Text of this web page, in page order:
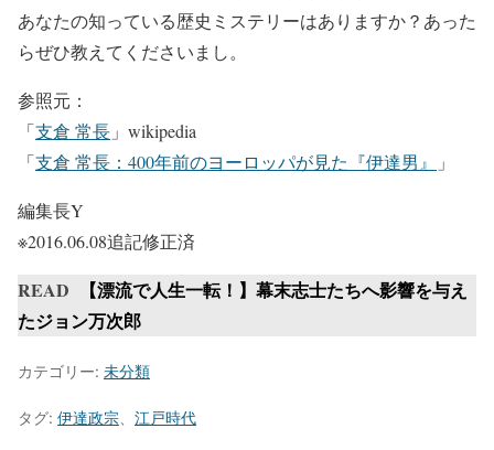
あなたの知っている歴史ミステリーはありますか？あった
らぜひ教えてくださいまし。
参照元：
「支倉 常長 」wikipedia
「支倉 常長：400年前のヨーロッパが見た『伊達男』 」
編集長Y
※2016.06.08追記修正済
READ
【漂流で人生一転！】幕末志士たちへ影響を与え
たジョン万次郎
カテゴリー: 未分類
タグ: 伊達政宗 江戸時代